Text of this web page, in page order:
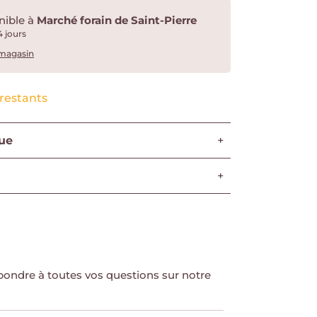
à Marché forain de Saint-Pierre
jours
+
+
à toutes vos questions sur notre